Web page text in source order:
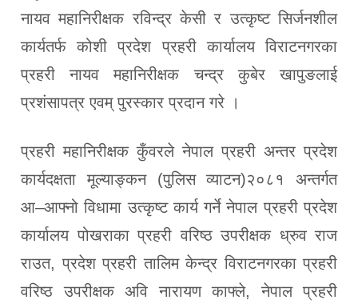
नायव महानिरीक्षक रविन्द्र केसी र उत्कृष्ट सिर्जनशील
कार्यतर्फ कोशी प्रदेश प्रहरी कार्यालय विराटनगरका
प्रहरी नायव महानिरीक्षक चन्द्र कुबेर खापुङलाई
प्रशंसापत्र एवम् पुरस्कार प्रदान गरे ।
प्रहरी महानिरीक्षक कुँवरले नेपाल प्रहरी अन्तर प्रदेश
कार्यदक्षता मूल्याङ्कन (पुलिस व्याटन)२०८१ अन्तर्गत
आ–आफ्नो विधामा उत्कृष्ट कार्य गर्ने नेपाल प्रहरी प्रदेश
कार्यालय पोखराका प्रहरी वरिष्ठ उपरीक्षक ध्रुव राज
राउत, प्रदेश प्रहरी तालिम केन्द्र विराटनगरका प्रहरी
वरिष्ठ उपरीक्षक अवि नारायण काफ्ले, नेपाल प्रहरी